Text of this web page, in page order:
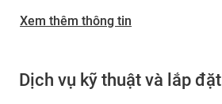
Xem thêm thông tin
Dịch vụ kỹ thuật và lắp đặt